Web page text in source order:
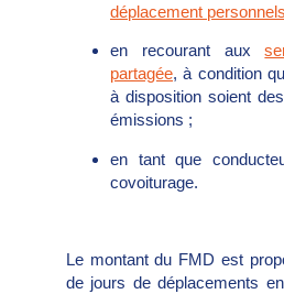
déplacement
en recourant aux
partagée, à condition
à disposition soient
émissions ;
en tant que
covoiturage.
Le montant du FMD est
de jours de déplacements